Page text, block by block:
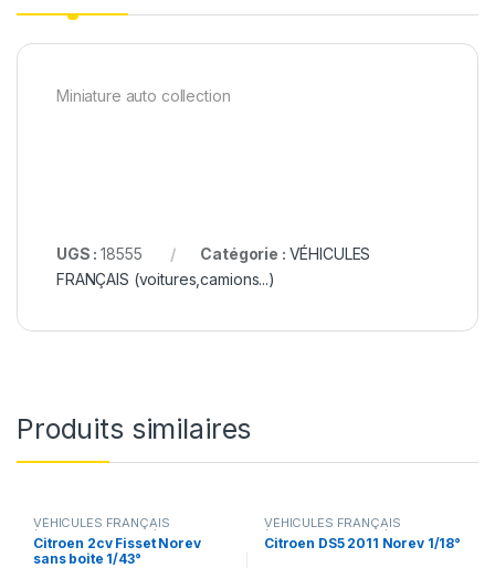
Miniature auto collection
UGS :18555 Catégorie : VÉHICULES
FRANÇAIS (voitures,camions...)
Produits similaires
VÉHICULES FRANÇAIS
(voitures,camions...)
Citroen 2cv Fisset Norev
sans boite 1/43°
VÉHICULES FRANÇAIS
(voitures,camions...)
Citroen DS5 2011 Norev 1/18°